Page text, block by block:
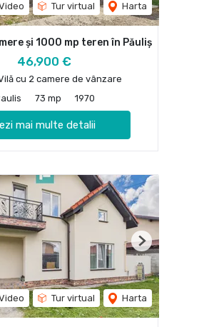
Tur virtual Harta
și 1000 mp teren în Păuliș
46,900 €
cu 2 camere de vânzare
73 mp 1970
mai multe detalii
Tur virtual Harta
Next